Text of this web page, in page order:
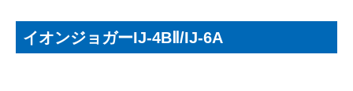
イオンジョガーIJ-4BⅡ/IJ-6A